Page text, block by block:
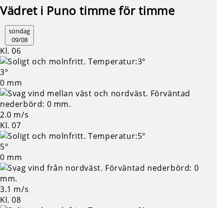
Vädret i Puno timme för timme
söndag
09/08
Kl. 06
3°
0 mm
2.0 m/s
Kl. 07
5°
0 mm
3.1 m/s
Kl. 08